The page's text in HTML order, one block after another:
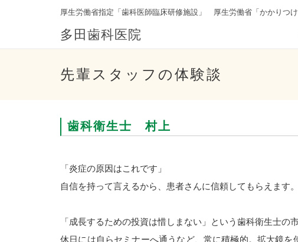
厚生労働省指定「歯科医師臨床研修施設」 厚生労働省「かかりつ
多田歯科医院
先輩スタッフの体験談
歯科衛生士 村上
「炎症の原因はこれです」
自信を持って言えるから、患者さんに信頼してもらえます。
「成長するための投資は惜しまない」という歯科衛生士の
休日には自らセミナーへ通うなど、常に積極的。拡大鏡